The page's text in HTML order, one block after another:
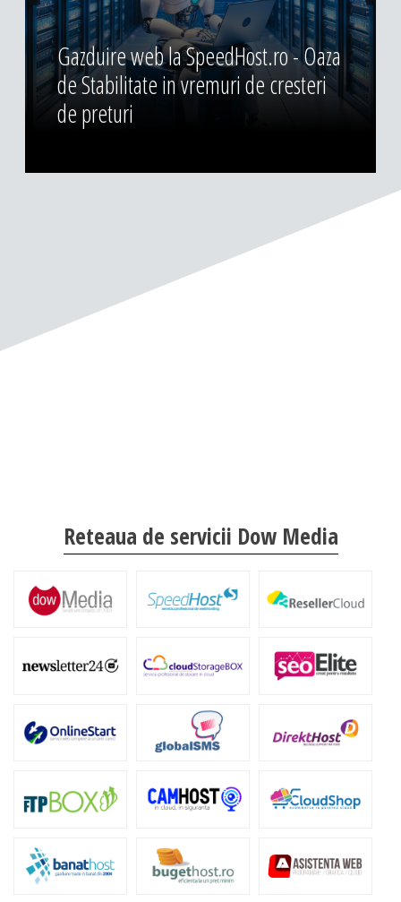
Gazduire web la SpeedHost.ro - Oaza
de Stabilitate in vremuri de cresteri
de preturi
Reteaua de servicii Dow Media